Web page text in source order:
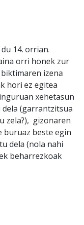
14. orrian.
orri honek zur
izena
hori ez egitea
xehetasun
(garrantzitsua
zela?), gizonaren
buruaz beste egin
dela (nola nahi
beharrezkoak